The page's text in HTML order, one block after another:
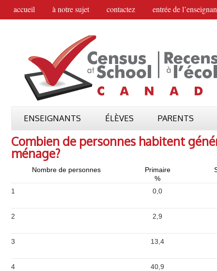
accueil à notre sujet contactez entrée de
ENSEIGNANTS ÉLÈVES PARENTS
Combien de personnes habitent
ménage?
Nombre de personnes Primaire
%
1
0,0
2 2,9
3 13,4
4 40,9